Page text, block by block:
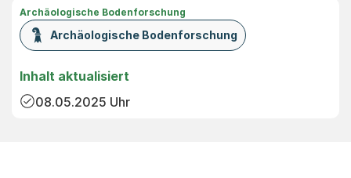
Archäologische Bodenforschung
Archäologische Bodenforschung
Inhalt aktualisiert
08.05.2025 Uhr